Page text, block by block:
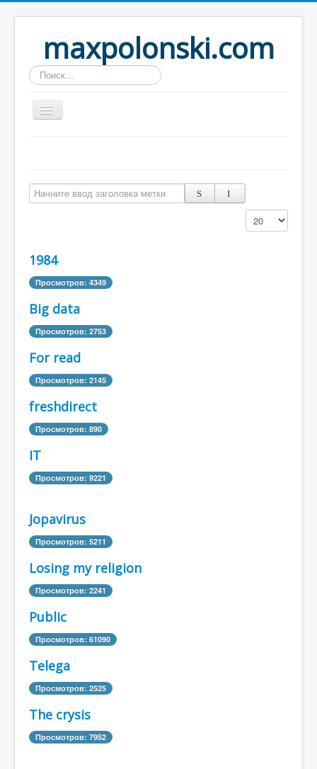
maxpolonski.com
Искать...
Рассказы
Начните ввод заголовка метки
Кол-во строк:
1984
Просмотров: 4349
Big data
Просмотров: 2753
For read
Просмотров: 2145
freshdirect
Просмотров: 890
IT
Просмотров: 9221
Jopavirus
Просмотров: 5211
Losing my religion
Просмотров: 2241
Public
Просмотров: 61090
Telega
Просмотров: 2525
The сrysis
Просмотров: 7952